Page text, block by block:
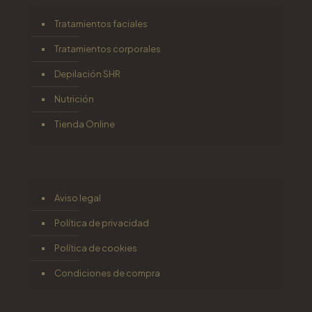
Tratamientos faciales
Tratamientos corporales
Depilación SHR
Nutrición
Tienda Online
Aviso legal
Política de privacidad
Política de cookies
Condiciones de compra